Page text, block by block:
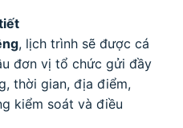
, lịch trình sẽ được cá
đơn vị tổ chức gửi đầy
thời gian, địa điểm,
kiểm soát và điều